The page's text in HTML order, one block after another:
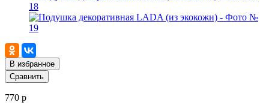
В избранное
Сравнить
770 р